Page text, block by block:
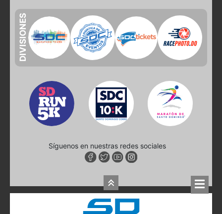
DIVISIONES
Síguenos en nuestras redes sociales